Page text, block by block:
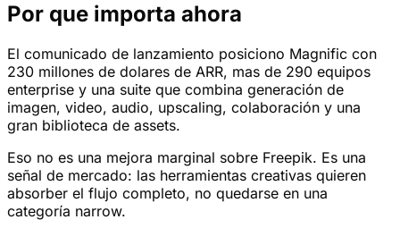
Por que importa ahora
El comunicado de lanzamiento posiciono Magnific con
230 millones de dolares de ARR, mas de 290 equipos
enterprise y una suite que combina generación de
imagen, video, audio, upscaling, colaboración y una
gran biblioteca de assets.
Eso no es una mejora marginal sobre Freepik. Es una
señal de mercado: las herramientas creativas quieren
absorber el flujo completo, no quedarse en una
categoría narrow.